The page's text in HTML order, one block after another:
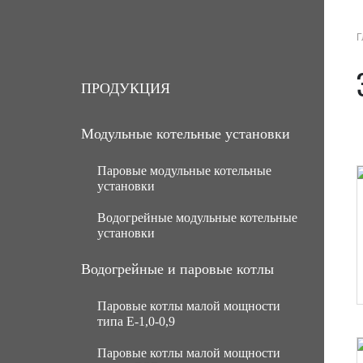
ПРОДУКЦИЯ
Модульные котельные установки
Паровые модульные котельные
установки
МКУ паровые угольные с ручной
подачей топлива
МКУ паровые угольные с
механической подачей топлива
Паровые газомазутные модульные
котельные установки
МКУ паровые мазутные (нефть)
Водогрейные модульные котельные
установки
МКУ водогрейные угольные с
ручной подачей топлива
МКУ водогрейные угольные с
механической подачей топлива
Водогрейные и паровые котлы
Паровые котлы малой мощности
типа Е-1,0-0,9
Паровые котлы малой мощности